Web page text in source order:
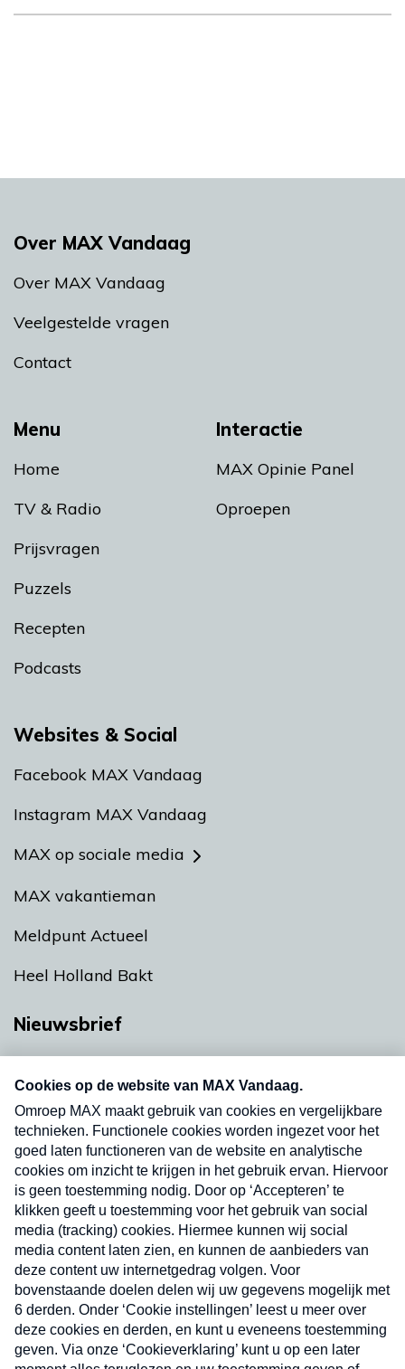
Menu
Home
TV & Radio
Prijsvragen
Puzzels
Recepten
Podcasts
Interactie
MAX Opinie Panel
Oproepen
Over MAX Vandaag
Over MAX Vandaag
Veelgestelde vragen
Contact
Websites & Social
Facebook MAX Vandaag
Instagram MAX Vandaag
MAX op sociale media
MAX vakantieman
Meldpunt Actueel
Heel Holland Bakt
Nieuwsbrief
nieuwsbrief. Elke vrijdag- en dinsdagochtend in
uw mailbox.
Verzend
Nieuwsbrief
Neem hier een gratis abonnement op onze